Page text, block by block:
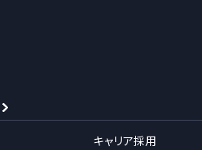
キャリア採用